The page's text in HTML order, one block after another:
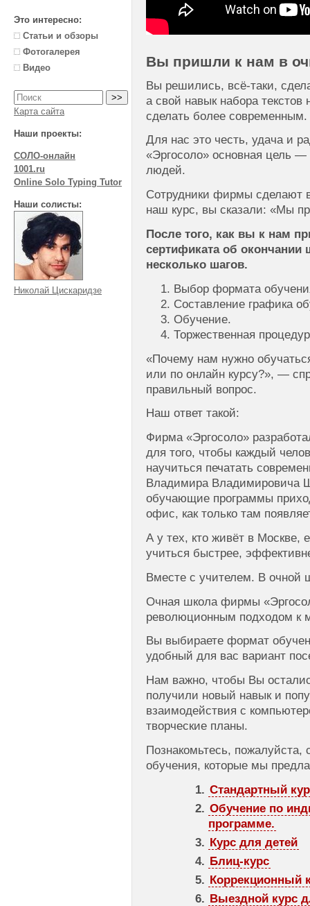
Это интересно:
Статьи и обзоры
Фотогалерея
Видео
Карта сайта
Наши проекты:
СОЛО-онлайн
1001.ru
Online Solo Typing Tutor
Наши солисты:
Николай Цискаридзе
Вы пришли к нам в
Вы решились, всё-таки,
а свой навык набора текстов
сделать более современным.
Для нас это честь, удача и
«Эргосоло» основная цель
людей.
Сотрудники фирмы сделают
наш курс, вы сказали: «Мы
После того, как вы к нам
сертификата об
несколько шагов.
Выбор формата
Составление графика
Обучение.
Торжественная
«Почему нам нужно
или по онлайн курсу?», —
правильный вопрос.
Наш ответ такой:
Фирма «Эргосоло»
для того, чтобы каждый
научиться печатать
Владимира Владимировича
обучающие программы
офис, как только там
А у тех, кто живёт в Москве,
учиться быстрее,
Вместе с учителем. В очной
Очная школа фирмы
революционным подходом к
Вы выбираете формат
удобный для вас вариант
Нам важно, чтобы Вы
получили новый навык и
взаимодействия с
творческие планы.
Познакомьтесь,
обучения, которые мы
Стандартный
Обучение по
программе.
Курс для детей
Блиц-курс
Коррекционный
Выездной курс